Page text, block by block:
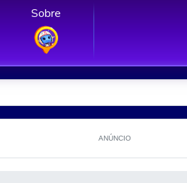
Sobre
ANÚNCIO